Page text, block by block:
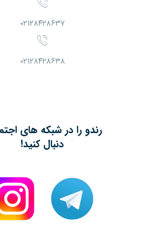
۰۲۱۲۸۴۲۸۶۳۷
۰۲۱۲۸۴۲۸۶۳۸
رندو را در شبکه های
دنبال کنید!